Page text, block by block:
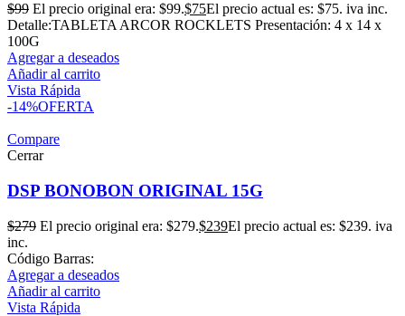
$99 El precio original era: $99.$75El precio actual es: $75. iva inc.
Detalle:TABLETA ARCOR ROCKLETS Presentación: 4 x 14 x
100G
Agregar a deseados
Añadir al carrito
Vista Rápida
-14%OFERTA
Compare
Cerrar
DSP BONOBON ORIGINAL 15G
$279 El precio original era: $279.$239El precio actual es: $239. iva
inc.
Código Barras:
Agregar a deseados
Añadir al carrito
Vista Rápida